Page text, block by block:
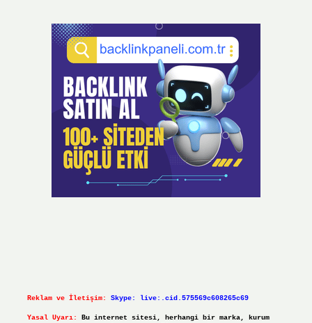
Reklam ve İletişim: Skype: live:.cid.575569c608265c69
Yasal Uyarı:
Bu internet sitesi, herhangi bir marka, kurum